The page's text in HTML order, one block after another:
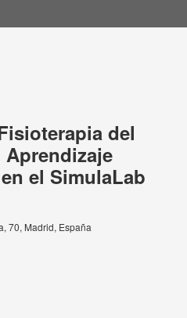
del
el SimulaLab
70, Madrid, España